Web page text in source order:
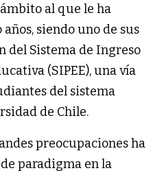
al que le ha
siendo uno de sus
del Sistema de Ingreso
(SIPEE), una vía
del sistema
de Chile.
preocupaciones ha
paradigma en la